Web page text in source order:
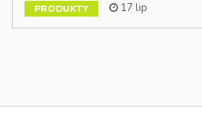
PRODUKTY 17 lip